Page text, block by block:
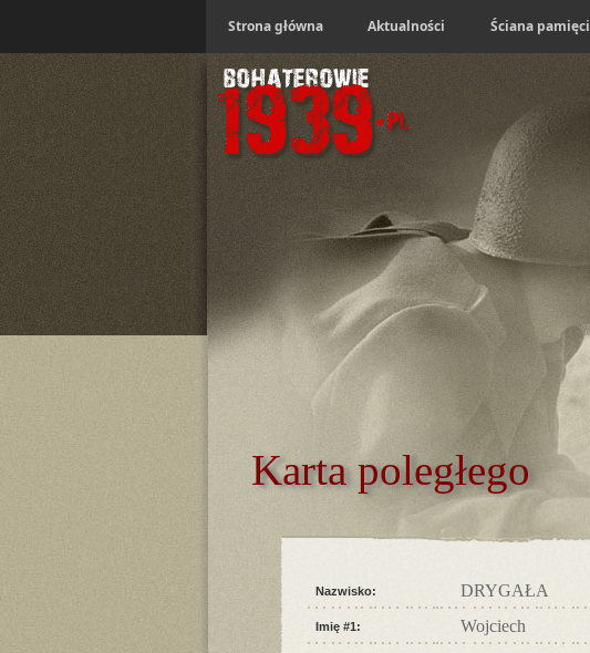
Strona główna Aktualności Ściana pamięci
Karta poległego
Nazwisko: DRYGAŁA
Imię #1: Wojciech